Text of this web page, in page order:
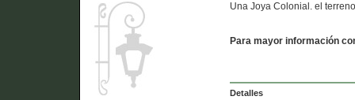
Una Joya Colonial. el
Para mayor información
Detalles